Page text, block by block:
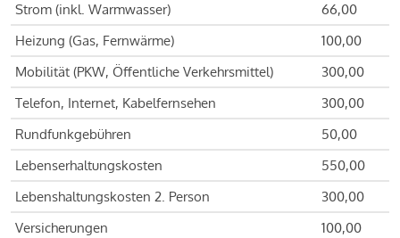
Strom (inkl. Warmwasser)
66,00
Heizung (Gas, Fernwärme)
100,00
Mobilität (PKW, Öffentliche Verkehrsmittel)
300,00
Telefon, Internet, Kabelfernsehen
300,00
Rundfunkgebühren
50,00
Lebenserhaltungskosten
550,00
Lebenshaltungskosten 2. Person
300,00
Versicherungen
100,00